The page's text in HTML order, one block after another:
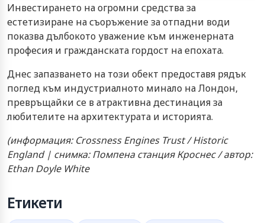
Инвестирането на огромни средства за
естетизиране на съоръжение за отпадни води
показва дълбокото уважение към инженерната
професия и гражданската гордост на епохата.
Днес запазването на този обект предоставя рядък
поглед към индустриалното минало на Лондон,
превръщайки се в атрактивна дестинация за
любителите на архитектурата и историята.
(информация: Crossness Engines Trust / Historic
England | снимка: Помпена станция Кроснес / автор:
Ethan Doyle White
Етикети